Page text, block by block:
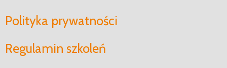
Polityka prywatności
Regulamin szkoleń